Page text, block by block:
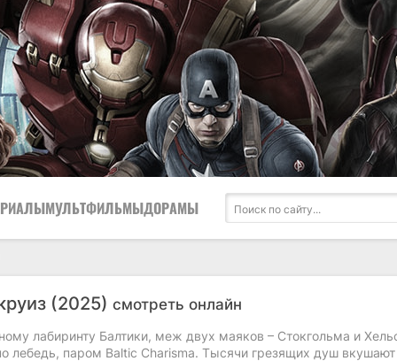
МУЛЬТФИЛЬМЫДОРАМЫ
(2025) смотреть онлайн
лабиринту Балтики, меж двух маяков – Стокгольма и
лебедь, паром Baltic Charisma. Тысячи грезящих душ вкушают